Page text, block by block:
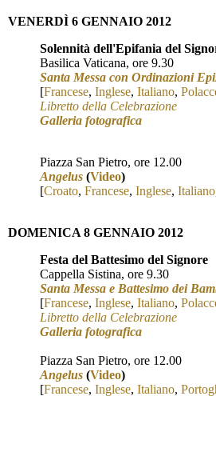
VENERDÌ 6 GENNAIO 2012
Solennità dell'Epifania del
Basilica Vaticana, ore 9.30
Santa Messa con Ordinazioni
[Francese, Inglese, Italiano,
Libretto della Celebrazione
Galleria fotografica
Piazza San Pietro, ore 12.00
Angelus (Video)
[Croato, Francese, Inglese, Italiano
DOMENICA 8 GENNAIO 2012
Festa del Battesimo del Signore
Cappella Sistina, ore 9.30
Santa Messa e Battesimo dei
[Francese, Inglese, Italiano,
Libretto della Celebrazione
Galleria fotografica
Piazza San Pietro, ore 12.00
Angelus (Video)
[Francese, Inglese, Italiano,